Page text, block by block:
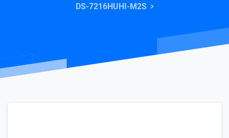
DS-7216HUHI-M2S